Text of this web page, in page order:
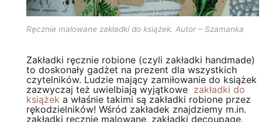
Ręcznie malowane zakładki do książek. Autor – Szamanka
Zakładki ręcznie robione (czyli zakładki handmade)
to doskonały gadżet na prezent dla wszystkich
czytelników. Ludzie mający zamiłowanie do książek
zazwyczaj też uwielbiają wyjątkowe zakładki do
książek a właśnie takimi są zakładki robione przez
rękodzielników! Wśród zakładek znajdziemy m.in.
zakładki ręcznie malowane, zakładki decoupage,